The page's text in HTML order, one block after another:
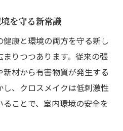
を守る新常識
康と環境の両方を守る新し
りつつあります。従来の張
材から有害物質が発生する
、クロスメイクは低刺激性
ことで、室内環境の安全を